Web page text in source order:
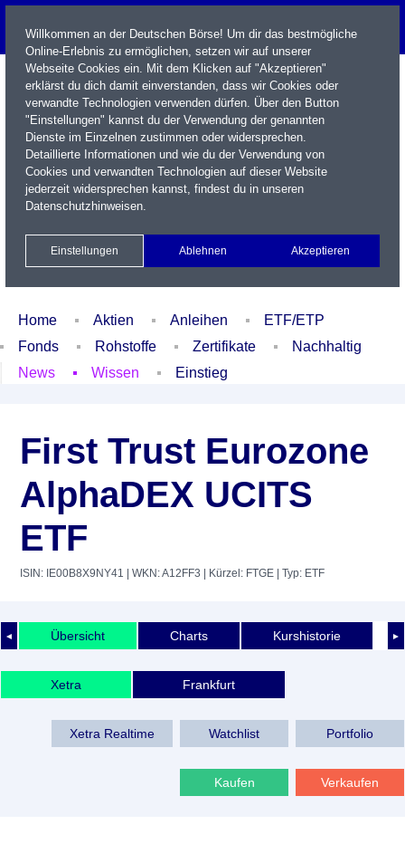
Name / WKN / ISIN / Kürzel
Xetra Realtime
Watchlist Portfolio Login
Home Aktien Anleihen
ETF/ETP
Fonds
Rohstoffe Zertifikate
Nachhaltig
News
Wissen Einstieg
First Trust Eurozone
AlphaDEX UCITS
ETF
ISIN: IE00B8X9NY41 | WKN: A12FF3 | Kürzel: FTGE | Typ: ETF
◄ ►
Übersicht Charts Kurshistorie
Xetra Frankfurt
Xetra Realtime Watchlist Portfolio
Kaufen Verkaufen
Willkommen an der Deutschen Börse! Um dir das bestmögliche
Online-Erlebnis zu ermöglichen, setzen wir auf unserer
Webseite Cookies ein. Mit dem Klicken auf "Akzeptieren"
erklärst du dich damit einverstanden, dass wir Cookies oder
verwandte Technologien verwenden dürfen. Über den Button
"Einstellungen" kannst du der Verwendung der genannten
Dienste im Einzelnen zustimmen oder widersprechen.
Detaillierte Informationen und wie du der Verwendung von
Cookies und verwandten Technologien auf dieser Website
jederzeit widersprechen kannst, findest du in unseren
Datenschutzhinweisen.
Einstellungen Ablehnen Akzeptieren